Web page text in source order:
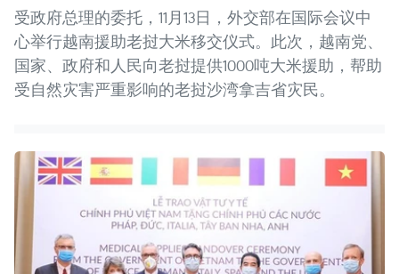
受政府总理的委托，11月13日，外交部在国际会议中
心举行越南援助老挝大米移交仪式。此次，越南党、
国家、政府和人民向老挝提供1000吨大米援助，帮助
受自然灾害严重影响的老挝沙湾拿吉省灾民。